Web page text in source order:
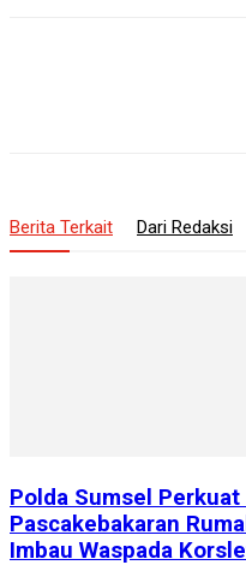
Berita Terkait Dari Redaksi
Polda Sumsel
Pascakebakaran
Imbau Waspada